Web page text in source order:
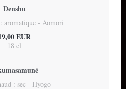
Denshu
aromatique - Aomori
EUR
18 cl
: sec - Hyogo